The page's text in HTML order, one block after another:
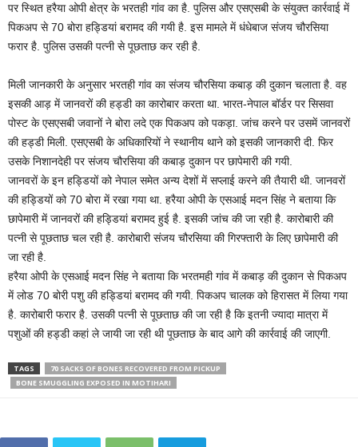
पर स्थित हरैया ओपी क्षेत्र के भरतही गांव का है. पुलिस और एसएसबी के संयुक्त कार्रवाई में
पिकअप से 70 बोरा हड्डियां बरामद की गयी है. इस मामले में धंधेबाज संजय चौरसिया
फरार है. पुलिस उसकी पत्नी से पूछताछ कर रही है.
मिली जानकारी के अनुसार भरतही गांव का संजय चौरसिया कबाड़ की दुकान चलाता है. वह
इसकी आड़ में जानवरों की हड्डी का कारोबार करता था. भारत-नेपाल बॉर्डर पर सिसवा
पोस्ट के एसएसबी जवानों ने बोरा लदे एक पिकअप को पकड़ा. जांच करने पर उसमें जानवरों
की हड्डी मिली. एसएसबी के अधिकारियों ने स्थानीय थाने को इसकी जानकारी दी. फिर
उसके निशानदेही पर संजय चौरसिया की कबाड़ दुकान पर छापेमारी की गयी.
जानवरों के इन हड्डियों को नेपाल समेत अन्य देशों में सप्लाई करने की तैयारी थी. जानवरों
की हड्डियों को 70 बोरा में रखा गया था. हरैया ओपी के एसआई मदन सिंह ने बताया कि
छापेमारी में जानवरों की हड्डियां बरामद हुई है. इसकी जांच की जा रही है. कारोबारी की
पत्नी से पूछताछ चल रही है. कारोबारी संजय चौरसिया की गिरफ्तारी के लिए छापेमारी की
जा रही है.
हरैया ओपी के एसआई मदन सिंह ने बताया कि भरतमही गांव में कबाड़ की दुकान से पिकअप
में लोड 70 बोरी पशु की हड्डियां बरामद की गयी. पिकअप चालक को हिरासत में लिया गया
है. कारोबारी फरार है. उसकी पत्नी से पूछताछ की जा रही है कि इतनी ज्यादा मात्रा में
पशुओं की हड्डी कहां ले जायी जा रही थी पूछताछ के बाद आगे की कार्रवाई की जाएगी.
TAGS
70 SACKS OF BONES RECOVERED FROM PICKUP
BONE SMUGGLING EXPOSED IN MOTIHARI